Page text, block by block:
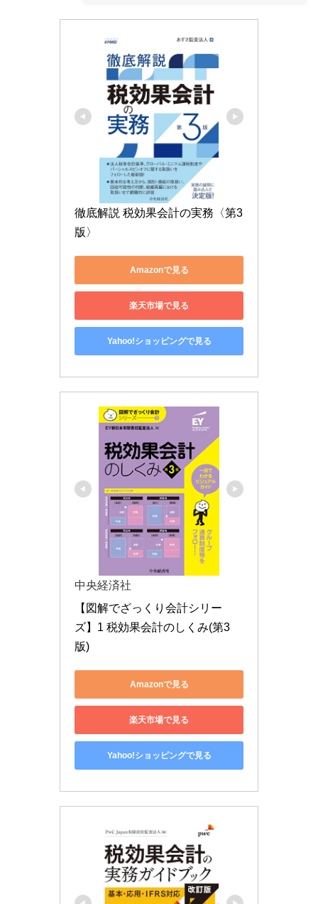
徹底解説 税効果会計の実務〈第3
版〉
Amazonで見る
楽天市場で見る
Yahoo!ショッピングで見る
中央経済社
【図解でざっくり会計シリー
ズ】1 税効果会計のしくみ(第3
版)
Amazonで見る
楽天市場で見る
Yahoo!ショッピングで見る